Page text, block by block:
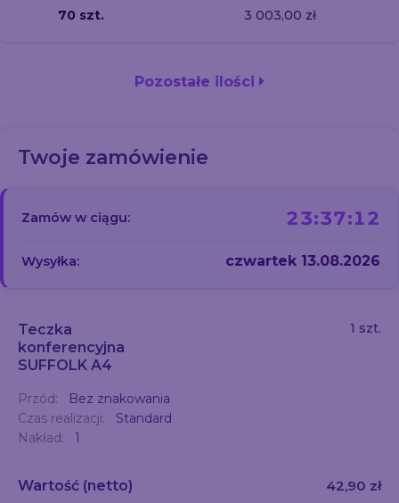
70 szt. 3 003,00 zł
Pozostałe ilości
Twoje zamówienie
Zamów w ciągu: 23:37:12
Wysyłka: czwartek 13.08.2026
Teczka
konferencyjna
SUFFOLK A4
1 szt.
Przód:
Bez znakowania
Czas realizacji:
Standard
Nakład:
1
Wartość (netto)
42,90 zł